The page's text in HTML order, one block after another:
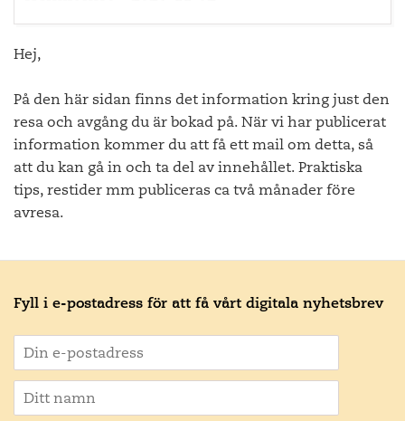
Hej,
På den här sidan finns det information kring just den
resa och avgång du är bokad på. När vi har publicerat
information kommer du att få ett mail om detta, så
att du kan gå in och ta del av innehållet. Praktiska
tips, restider mm publiceras ca två månader före
avresa.
Fyll i e-postadress för att få vårt digitala nyhetsbrev